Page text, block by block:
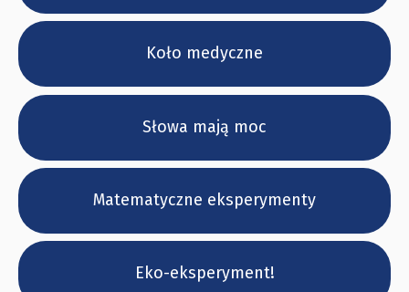
Koło medyczne
Słowa mają moc
Matematyczne eksperymenty
Eko-eksperyment!